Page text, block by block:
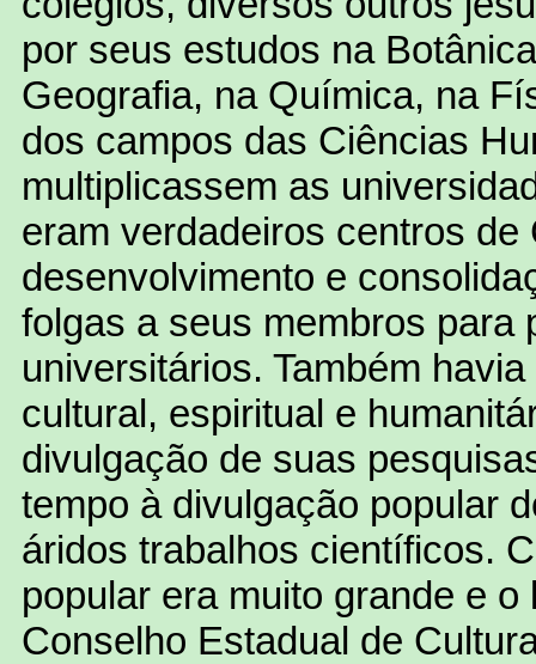
por seus estudos na
Geografia, na Química, na
dos campos das Ciências
multiplicassem as
eram verdadeiros centros de
desenvolvimento e
folgas a seus membros para
universitários. Também
cultural, espiritual e
divulgação de suas
tempo à divulgação popular
áridos trabalhos científicos.
popular era muito grande e
Conselho Estadual de